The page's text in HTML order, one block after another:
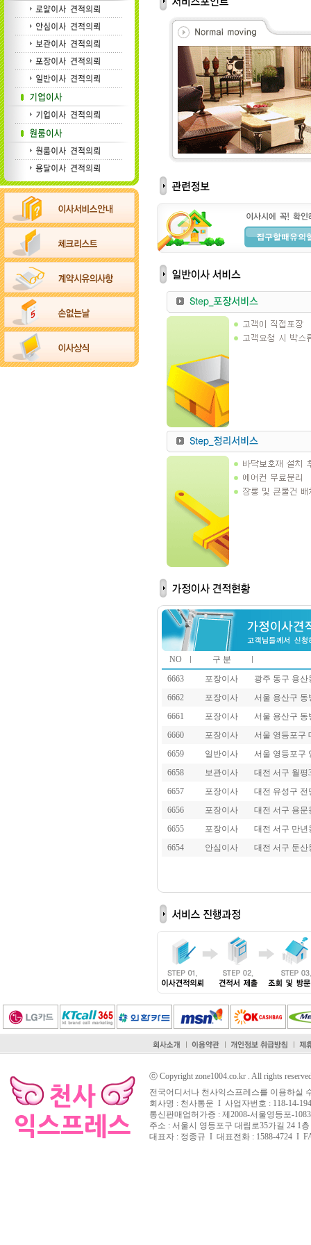
NO
구 분
6663
포장이사
광주 동구 용
6662
포장이사
서울 용산구
6661
포장이사
서울 용산구
6660
포장이사
서울 영등포구
6659
일반이사
서울 영등포구
6658
보관이사
대전 서구 월
6657
포장이사
대전 유성구
6656
포장이사
대전 서구 용
6655
포장이사
대전 서구 만
6654
안심이사 대전 서구 둔
ⓒ Copyright zone1004.co.kr . All rights
전국어디서나 천사익스프레스를 이용하실
회사명 : 천사통운 I 사업자번호 : 118-14-
통신판매업허가증 : 제2008-서울영등포-
주소 : 서울시 영등포구 대림로35가길 24 1
대표자 : 정종규 I 대표전화 : 1588-4724 I